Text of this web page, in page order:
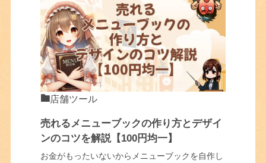
店舗ツール
売れるメニューブックの作り方とデザイ
ンのコツを解説【100円均一】
お金がもったいないからメニューブックを自作し